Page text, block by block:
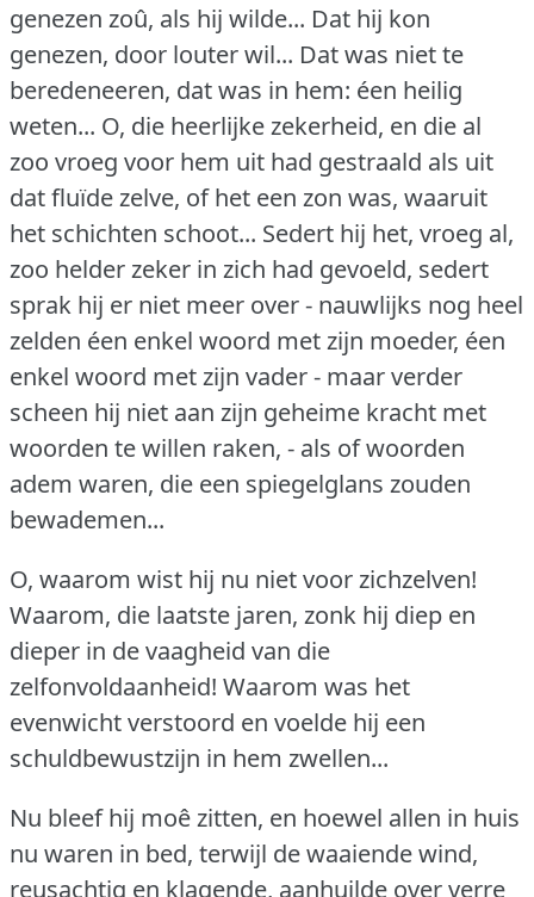
genezen zoû, als hij wilde... Dat hij kon
genezen, door louter wil... Dat was niet te
beredeneeren, dat was in hem: éen heilig
weten... O, die heerlijke zekerheid, en die al
zoo vroeg voor hem uit had gestraald als uit
dat fluïde zelve, of het een zon was, waaruit
het schichten schoot... Sedert hij het, vroeg al,
zoo helder zeker in zich had gevoeld, sedert
sprak hij er niet meer over - nauwlijks nog heel
zelden éen enkel woord met zijn moeder, éen
enkel woord met zijn vader - maar verder
scheen hij niet aan zijn geheime kracht met
woorden te willen raken, - als of woorden
adem waren, die een spiegelglans zouden
bewademen...
O, waarom wist hij nu niet voor zichzelven!
Waarom, die laatste jaren, zonk hij diep en
dieper in de vaagheid van die
zelfonvoldaanheid! Waarom was het
evenwicht verstoord en voelde hij een
schuldbewustzijn in hem zwellen...
Nu bleef hij moê zitten, en hoewel allen in huis
nu waren in bed, terwijl de waaiende wind,
reusachtig en klagende, aanhuilde over verre